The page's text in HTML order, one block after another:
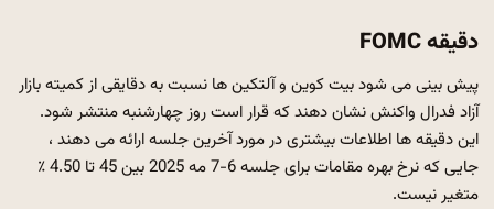
دقیقه FOMC
پیش بینی می شود بیت کوین و آلتکین ها نسبت به دقایقی از کمیته بازار
آزاد فدرال واکنش نشان دهند که قرار است روز چهارشنبه منتشر شود.
این دقیقه ها اطلاعات بیشتری در مورد آخرین جلسه ارائه می دهند ،
جایی که نرخ بهره مقامات برای جلسه 6-7 مه 2025 بین 45 تا 4.50 ٪
متغیر نیست.